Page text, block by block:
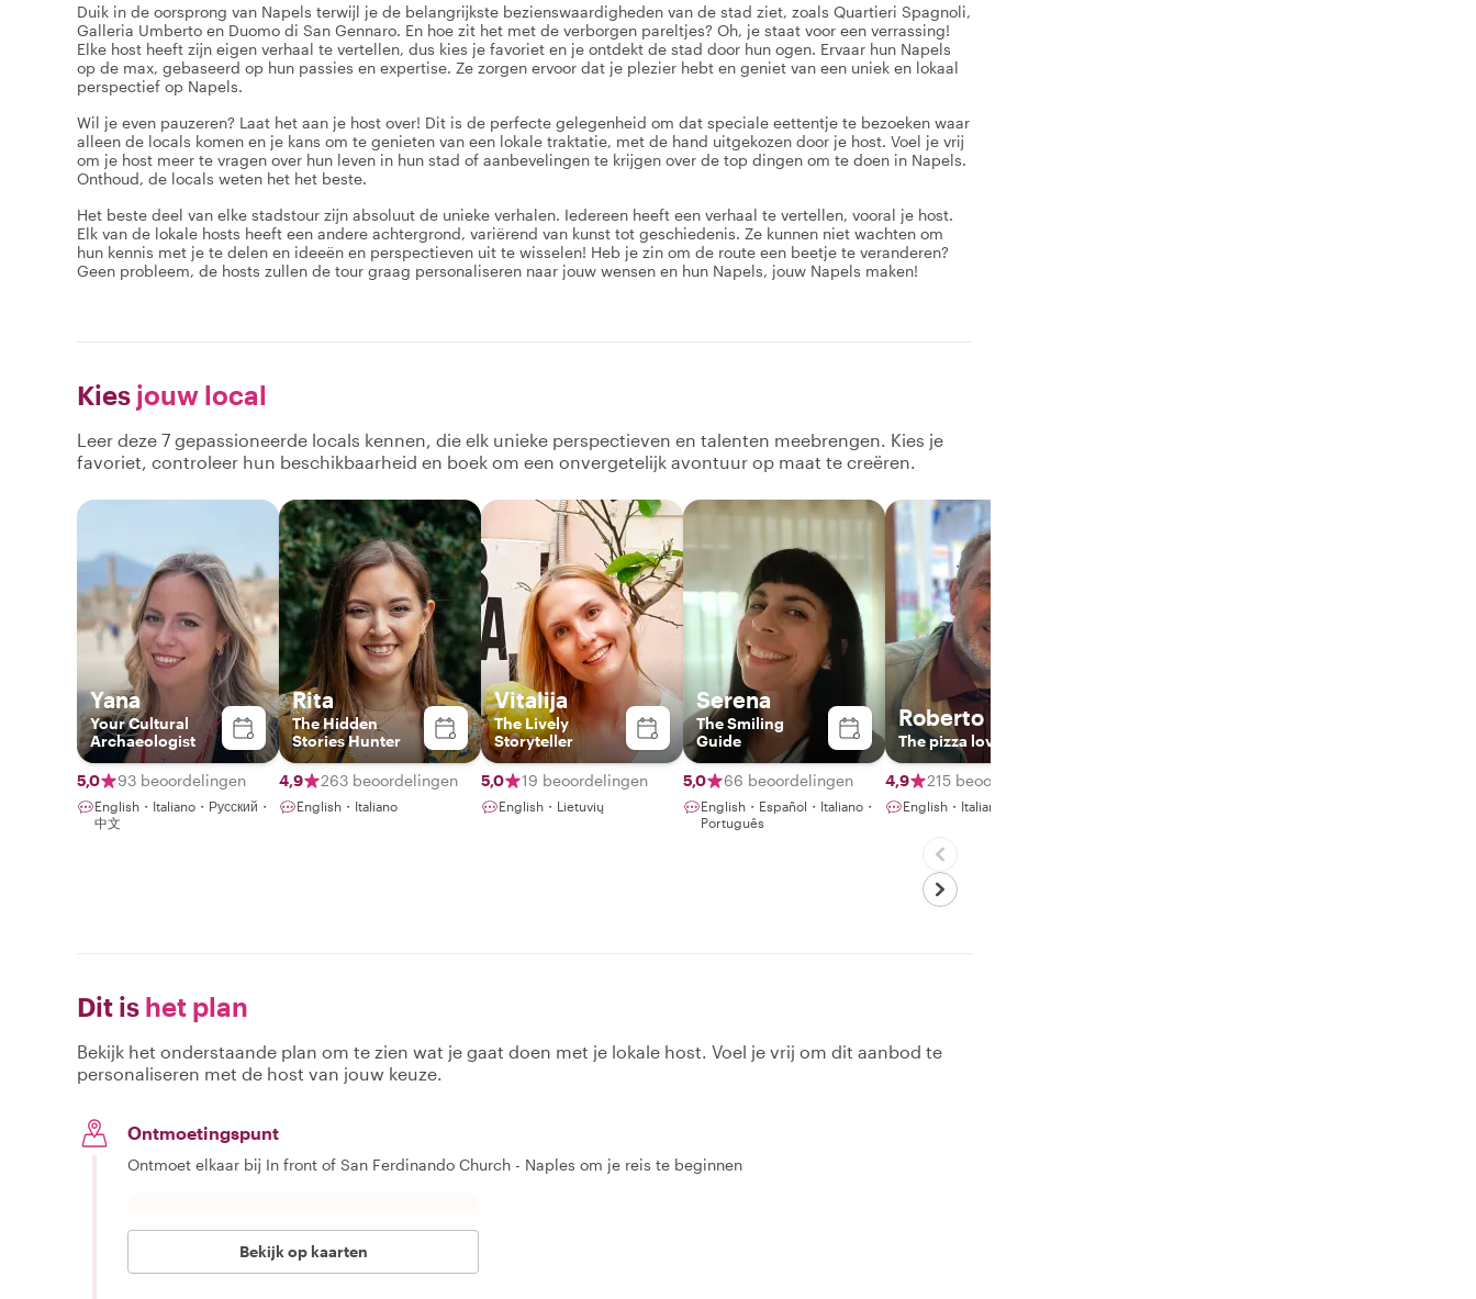
Duik in de oorsprong van Napels terwijl je de belangrijkste bezienswaardigheden van de stad ziet, zoals Quartieri Spagnoli,
Galleria Umberto en Duomo di San Gennaro. En hoe zit het met de verborgen pareltjes? Oh, je staat voor een verrassing!
Elke host heeft zijn eigen verhaal te vertellen, dus kies je favoriet en je ontdekt de stad door hun ogen. Ervaar hun Napels
op de max, gebaseerd op hun passies en expertise. Ze zorgen ervoor dat je plezier hebt en geniet van een uniek en lokaal
perspectief op Napels.
Wil je even pauzeren? Laat het aan je host over! Dit is de perfecte gelegenheid om dat speciale eettentje te bezoeken waar
alleen de locals komen en je kans om te genieten van een lokale traktatie, met de hand uitgekozen door je host. Voel je vrij
om je host meer te vragen over hun leven in hun stad of aanbevelingen te krijgen over de top dingen om te doen in Napels.
Onthoud, de locals weten het het beste.
Het beste deel van elke stadstour zijn absoluut de unieke verhalen. Iedereen heeft een verhaal te vertellen, vooral je host.
Elk van de lokale hosts heeft een andere achtergrond, variërend van kunst tot geschiedenis. Ze kunnen niet wachten om
hun kennis met je te delen en ideeën en perspectieven uit te wisselen! Heb je zin om de route een beetje te veranderen?
Geen probleem, de hosts zullen de tour graag personaliseren naar jouw wensen en hun Napels, jouw Napels maken!
Kies jouw local
Leer deze 7 gepassioneerde locals kennen, die elk unieke perspectieven en talenten meebrengen. Kies je
favoriet, controleer hun beschikbaarheid en boek om een onvergetelijk avontuur op maat te creëren.
Yana
Your Cultural
Archaeologist
5,0 93 beoordelingen
English・Italiano・Русский・
中文
Rita
The Hidden
Stories Hunter
4,9 263 beoordelingen
English・Italiano
Vitalija
The Lively
Storyteller
5,0 19 beoordelingen
English・Lietuvių
Serena
The Smiling
Guide
5,0 66 beoordelingen
English・Español・Italiano・
Português
Roberto
The pizza lover
4,9 215 beoordelingen
English・Italiano
Dit is het plan
Bekijk het onderstaande plan om te zien wat je gaat doen met je lokale host. Voel je vrij om dit aanbod te
personaliseren met de host van jouw keuze.
Ontmoetingspunt
Ontmoet elkaar bij In front of San Ferdinando Church - Naples om je reis te beginnen
Bekijk op kaarten